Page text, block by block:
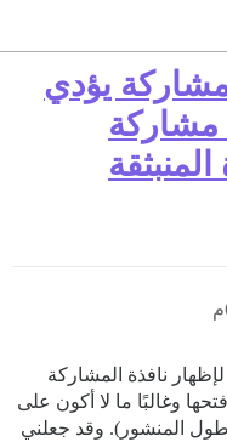
يؤدي
مشاركة
نافذة المشاركة
وغالبًا ما لا أكون على
طول المنشور). وقد جعلني